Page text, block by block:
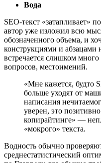
Вода
SEO-текст «затапливает»
автор уже изложил всю
обозначенного объема, и
конструкциями и абзацами
встречается слишком
вопросов, местоимений.
«Мне кажется, будто
больше уходят от
написания
уверен, это
копирайтинге» ―
«мокрого» текста.
Водность обычно
среднестатистический